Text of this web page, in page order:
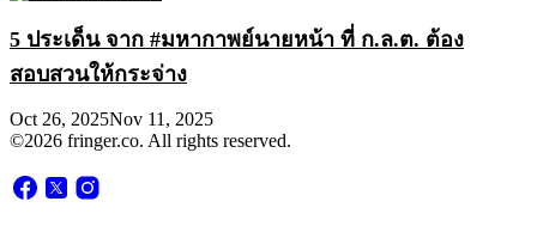
5 ประเด็น จาก #มหากาพย์นายหน้า ที่ ก.ล.ต. ต้อง
สอบสวนให้กระจ่าง
Oct 26, 2025Nov 11, 2025
©2026 fringer.co. All rights reserved.